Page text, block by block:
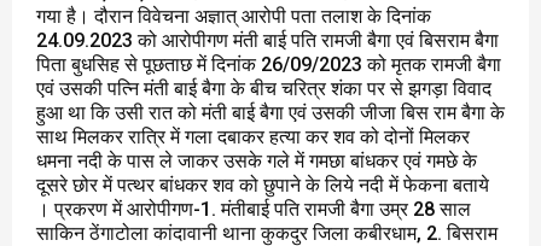
गया है। दौरान विवेचना अज्ञात् आरोपी पता तलाश के दिनांक
24.09.2023 को आरोपीगण मंती बाई पति रामजी बैगा एवं बिसराम बैगा
पिता बुधसिह से पूछताछ में दिनांक 26/09/2023 को मृतक रामजी बैगा
एवं उसकी पत्नि मंती बाई बैगा के बीच चरित्र शंका पर से झगड़ा विवाद
हुआ था कि उसी रात को मंती बाई बैगा एवं उसकी जीजा बिस राम बैगा के
साथ मिलकर रात्रि में गला दबाकर हत्या कर शव को दोनों मिलकर
धमना नदी के पास ले जाकर उसके गले में गमछा बांधकर एवं गमछे के
दूसरे छोर में पत्थर बांधकर शव को छुपाने के लिये नदी में फेकना बताये
। प्रकरण में आरोपीगण-1. मंतीबाई पति रामजी बैगा उम्र 28 साल
साकिन ठेंगाटोला कांदावानी थाना कुकदुर जिला कबीरधाम, 2. बिसराम